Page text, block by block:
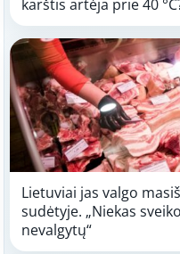
karštis artėja prie 40
Lietuviai jas valgo
sudėtyje. „Niekas
nevalgytų“